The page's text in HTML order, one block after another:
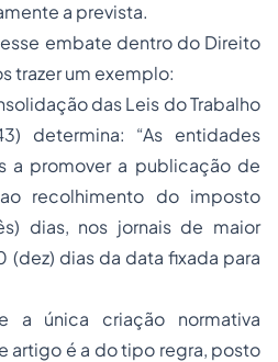
a prevista.
embate dentro do Direito
trazer um exemplo:
das Leis do Trabalho
determina: “As entidades
a promover a publicação de
recolhimento do imposto
dias, nos jornais de maior
(dez) dias da data fixada para
a única criação normativa
artigo é a do tipo regra, posto